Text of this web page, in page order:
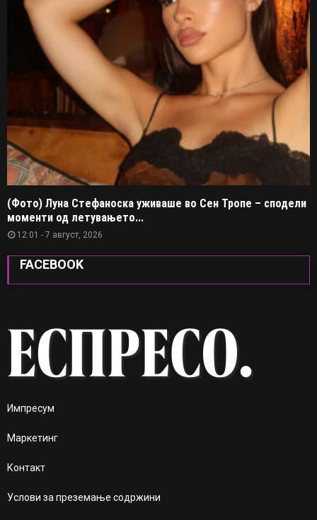
(Фото) Луна Стефаноска уживаше во Сен Тропе – сподели
моменти од летувањето...
12:01 - 7 август, 2026
FACEBOOK
Импресум
Маркетинг
Контакт
Услови за преземање содржини